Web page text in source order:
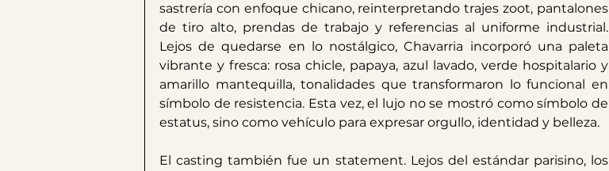
sastrería con enfoque chicano, reinterpretando trajes zoot, pantalones
de tiro alto, prendas de trabajo y referencias al uniforme industrial.
Lejos de quedarse en lo nostálgico, Chavarria incorporó una paleta
vibrante y fresca: rosa chicle, papaya, azul lavado, verde hospitalario y
amarillo mantequilla, tonalidades que transformaron lo funcional en
símbolo de resistencia. Esta vez, el lujo no se mostró como símbolo de
estatus, sino como vehículo para expresar orgullo, identidad y belleza.
El casting también fue un statement. Lejos del estándar parisino, los